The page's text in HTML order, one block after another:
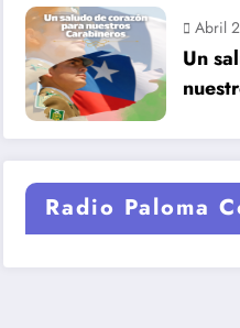
Abril
Un
Radio Paloma